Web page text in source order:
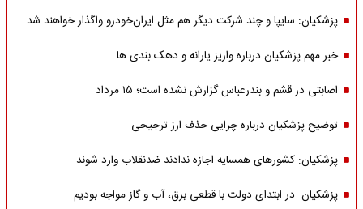
پزشکیان: سایپا و چند شرکت دیگر هم مثل ایران‌خودرو واگذار خواهند شد
خبر مهم پزشکیان درباره واریز یارانه و دهک بندی ها
اصابتی در قشم و بندرعباس گزارش نشده است؛ ۱۵ مرداد
توضیح پزشکیان درباره چرایی حذف ارز ترجیحی
پزشکیان: کشورهای همسایه اجازه ندادند ضدنقلاب وارد شوند
پزشکیان: در ابتدای دولت با قطعی برق، آب و گاز مواجه بودیم